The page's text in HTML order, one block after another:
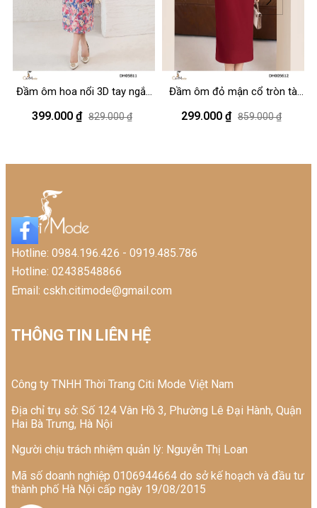
Đầm ôm hoa nổi 3D tay ngắn
399.000 ₫ 829.000 ₫
Đầm ôm đỏ mận cổ tròn tà
299.000 ₫ 859.000 ₫
Hotline: 0984.196.426 - 0919.485.786
Email: cskh.citimode@gmail.com
Hotline: 02438548866
THÔNG TIN LIÊN HỆ
Công ty TNHH Thời Trang Citi Mode Việt Nam
Địa chỉ trụ sở: Số 124 Vân Hồ 3, Phường Lê Đại Hành, Quận
Hai Bà Trưng, Hà Nội
Người chịu trách nhiệm quản lý: Nguyễn Thị Loan
Mã số doanh nghiệp 0106944664 do sở kế hoạch và đầu tư
thành phố Hà Nội cấp ngày 19/08/2015